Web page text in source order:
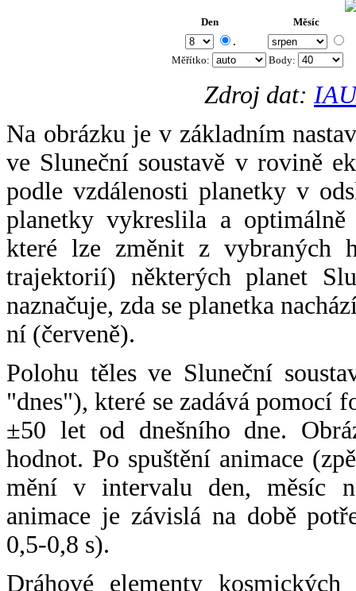
Den Měsíc
.
Měřítko: Body:
Zdroj dat:
Na obrázku je v základním
ve Sluneční soustavě v rovině
podle vzdálenosti planetky v
planetky vykreslila a
které lze změnit z vybraných
trajektorií) některých planet
naznačuje, zda se planetka
ní (červeně).
Polohu těles ve Sluneční
"dnes"), které se zadává pomocí
±50 let od dnešního dne.
hodnot. Po spuštění animace
mění v intervalu den, měsíc
animace je závislá na době
0,5-0,8 s).
Dráhové elementy